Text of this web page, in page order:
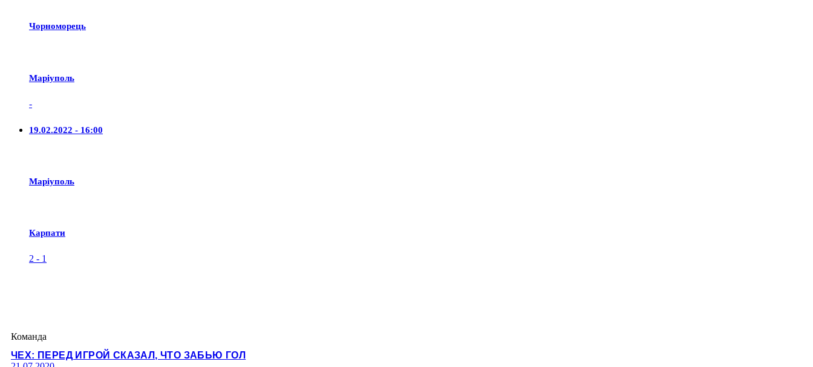
Чорноморець
Маріуполь
-
19.02.2022 - 16:00
Маріуполь
Карпати
2 - 1
Команда
ЧЕХ: ПЕРЕД ИГРОЙ СКАЗАЛ, ЧТО ЗАБЬЮ ГОЛ